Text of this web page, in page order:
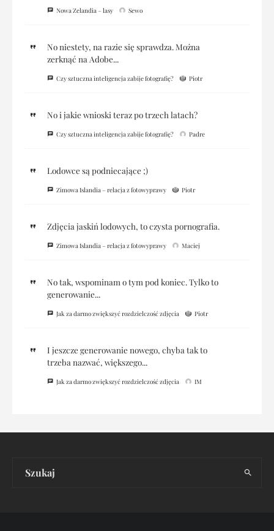
Nowa Zelandia – lasy Sewo
No niestety, na razie się sprawdza. Można
zerknąć na Adobe...
Czy sztuczna inteligencja zabije fotografię? Piotr
No i jakie wnioski teraz po trzech latach?
Czy sztuczna inteligencja zabije fotografię? Padre
Lodowce są podniecające ;)
Zimowa Islandia – relacja z fotowyprawy Piotr
Zdjęcia jaskiń lodowych, to czysta pornografia.
Zimowa Islandia – relacja z fotowyprawy Maciej
No tak, wspominam o tym pod koniec. Tylko to
generowanie...
Jak za darmo zwiększyć rozdzielczość zdjęcia Piotr
I jeszcze generowanie nowego, chyba tak to
trzeba nazwać, większego...
Jak za darmo zwiększyć rozdzielczość zdjęcia IM